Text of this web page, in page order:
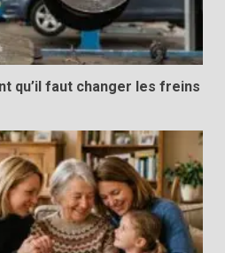
qu’il faut changer les freins